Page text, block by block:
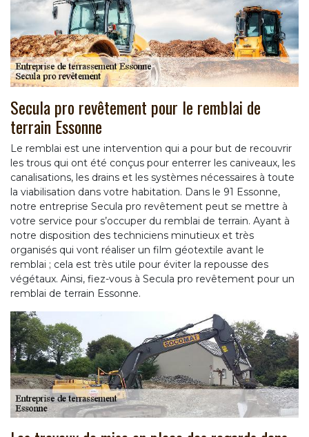
Secula pro revêtement pour le remblai de
terrain Essonne
Le remblai est une intervention qui a pour but de recouvrir
les trous qui ont été conçus pour enterrer les caniveaux, les
canalisations, les drains et les systèmes nécessaires à toute
la viabilisation dans votre habitation. Dans le 91 Essonne,
notre entreprise Secula pro revêtement peut se mettre à
votre service pour s’occuper du remblai de terrain. Ayant à
notre disposition des techniciens minutieux et très
organisés qui vont réaliser un film géotextile avant le
remblai ; cela est très utile pour éviter la repousse des
végétaux. Ainsi, fiez-vous à Secula pro revêtement pour un
remblai de terrain Essonne.